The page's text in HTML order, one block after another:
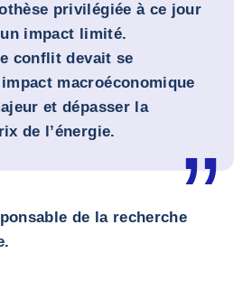
privilégiée à ce jour
impact limité.
conflit devait se
macroéconomique
et dépasser la
de l’énergie.
de la recherche